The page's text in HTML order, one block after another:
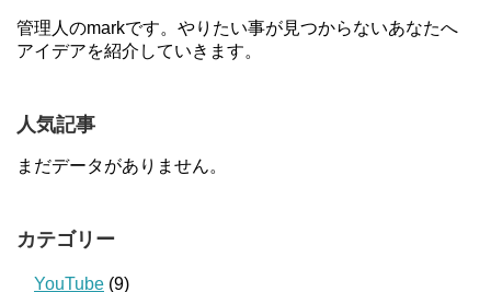
管理人のmarkです。やりたい事が見つからないあなたへ
アイデアを紹介していきます。
人気記事
まだデータがありません。
カテゴリー
YouTube (9)